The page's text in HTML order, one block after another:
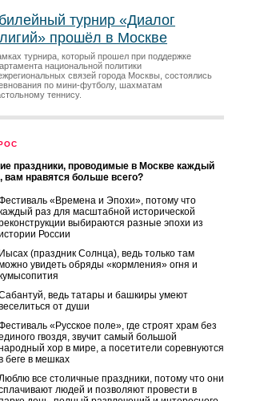
турнир «Диалог
прошёл в Москве
турнира, который прошел при поддержке
национальной политики
связей города Москвы, состоялись
по мини-футболу, шахматам
теннису.
праздники, проводимые в Москве каждый
вам нравятся больше всего?
«Времена и Эпохи», потому что
раз для масштабной исторической
выбираются разные эпохи из
России
Иысах (праздник Солнца), ведь только там
увидеть обряды «кормления» огня и
ведь татары и башкиры умеют
от души
«Русское поле», где строят храм без
гвоздя, звучит самый большой
хор в мире, а посетители соревнуются
беге в мешках
все столичные праздники, потому что они
людей и позволяют провести в